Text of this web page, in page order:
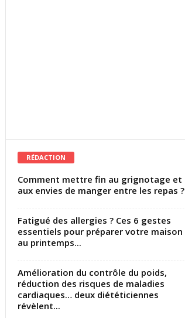
RÉDACTION
Comment mettre fin au grignotage et
aux envies de manger entre les repas ?
Fatigué des allergies ? Ces 6 gestes
essentiels pour préparer votre maison
au printemps...
Amélioration du contrôle du poids,
réduction des risques de maladies
cardiaques… deux diététiciennes
révèlent...